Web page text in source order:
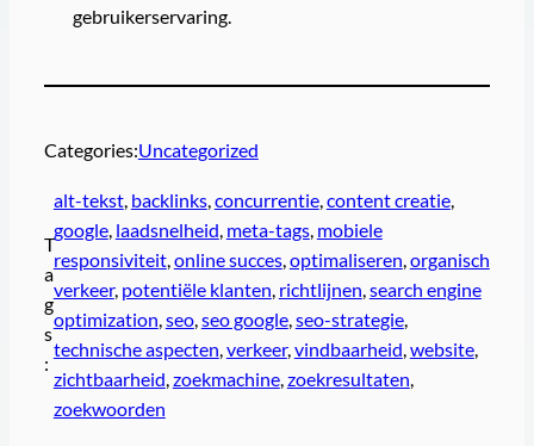
gebruikerservaring.
Categories:Uncategorized
T
a
g
s
:
alt-tekst, backlinks, concurrentie, content creatie
google, laadsnelheid meta-tags, mobiele
responsiviteit, online succes, optimaliseren organisch
verkeer, potentiële klanten richtlijnen search engine
optimization seo, seo google, seo-strategie
technische aspecten verkeer, vindbaarheid website
zichtbaarheid zoekmachine, zoekresultaten
zoekwoorden